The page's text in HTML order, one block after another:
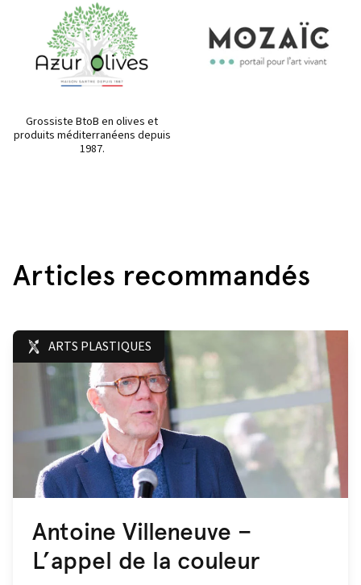
Grossiste BtoB en olives et
produits méditerranéens depuis
1987.
Articles recommandés
ARTS PLASTIQUES
Antoine Villeneuve –
L’appel de la couleur